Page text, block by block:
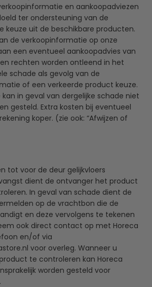
en aankoopadviezen
ter ondersteuning van de
keuze uit de beschikbare producten.
de verkoopinformatie op onze
een eventueel aankoopadvies van
rechten worden ontleend in het
schade als gevolg van de
of een verkeerde product keuze.
in geval van dergelijke schade niet
gesteld. Extra kosten bij eventueel
koper. (zie ook: “Afwijzen of
tot voor de deur gelijkvloers
dient de ontvanger het product
In geval van schade dient de
op de vrachtbon die de
en deze vervolgens te tekenen
ook direct contact op met Horeca
en/of via
voor overleg. Wanneer u
te controleren kan Horeca
worden gesteld voor